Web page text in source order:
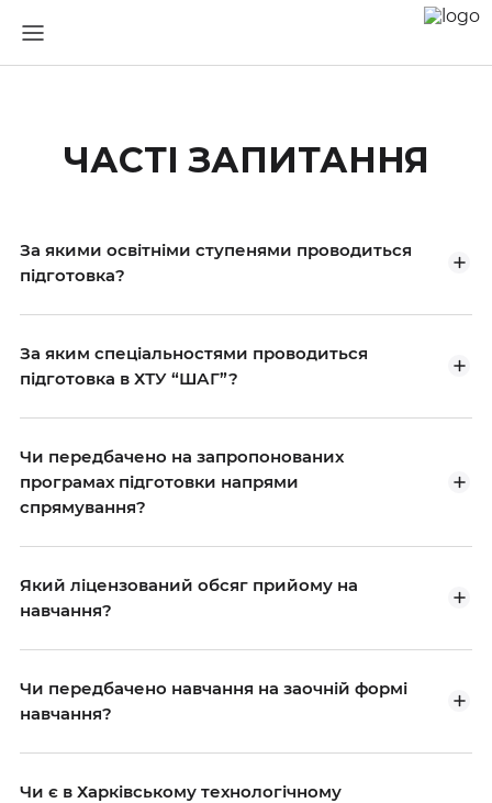
ЧАСТІ ЗАПИТАННЯ
За якими освітніми ступенями проводиться
підготовка?
За яким спеціальностями проводиться
підготовка в ХТУ “ШАГ”?
Чи передбачено на запропонованих
програмах підготовки напрями
спрямування?
Який ліцензований обсяг прийому на
навчання?
Чи передбачено навчання на заочній формі
навчання?
Чи є в Харківському технологічному